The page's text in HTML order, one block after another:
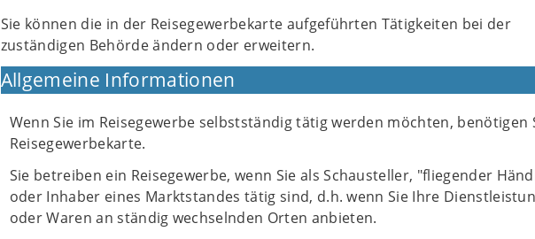
Sie können die in der Reisegewerbekarte aufgeführten Tätigkeiten bei der
zuständigen Behörde ändern oder erweitern.
Allgemeine Informationen
Wenn Sie im Reisegewerbe selbstständig tätig werden möchten, benötigen
Reisegewerbekarte.
Sie betreiben ein Reisegewerbe, wenn Sie als Schausteller, "fliegender
oder Inhaber eines Marktstandes tätig sind, d.h. wenn Sie Ihre
oder Waren an ständig wechselnden Orten anbieten.